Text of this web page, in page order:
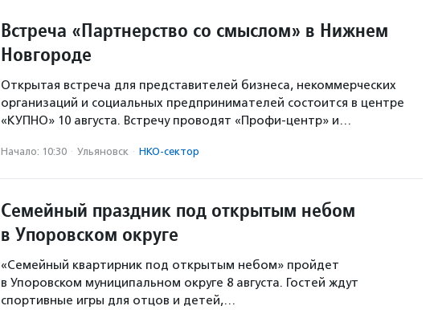
Встреча «Партнерство со смыслом» в Нижнем
Новгороде
Открытая встреча для представителей бизнеса, некоммерческих
организаций и социальных предпринимателей состоится в центре
«КУПНО» 10 августа. Встречу проводят «Профи-центр» и…
Начало: 10:30 · Ульяновск · НКО-сектор
Семейный праздник под открытым небом
в Упоровском округе
«Семейный квартирник под открытым небом» пройдет
в Упоровском муниципальном округе 8 августа. Гостей ждут
спортивные игры для отцов и детей,…